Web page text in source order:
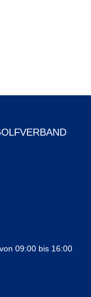
09:00 bis 16:00